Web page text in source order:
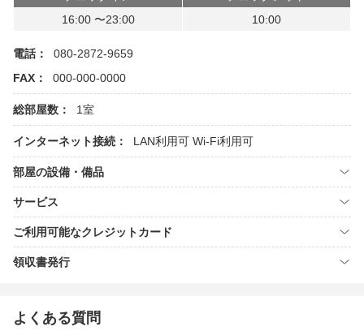
16:00 〜23:00
10:00
電話：
080-2872-9659
FAX：
000-000-0000
総部屋数： 1室
インターネット接続： LAN利用可 Wi-Fi利用可
部屋の設備・備品
サービス
ご利用可能なクレジットカード
領収書発行
よくある質問